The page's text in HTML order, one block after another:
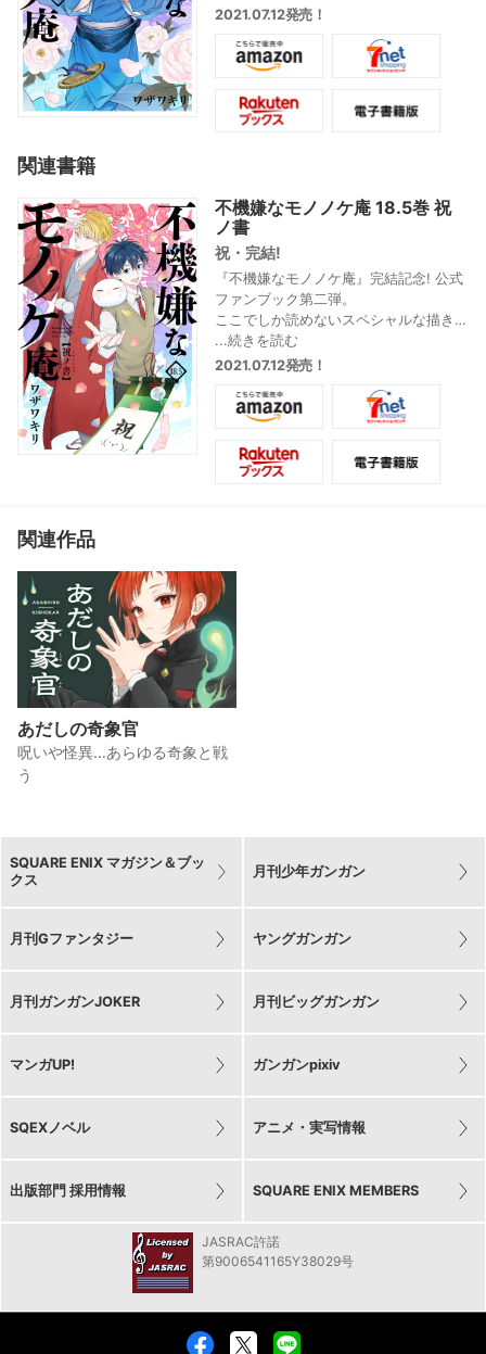
ためには、榮を引きずり出す…そう決意
するもののやり方が見えず八方塞が
り。そこで寄生樹に詳しいコウラを訪
ね、方法を探ろうとする。そして榮と
の対峙…果たしてアオイを生きて連れ戻
すことができるのか――!? そして芦屋
と安倍(あべの)に訪れる未来は…?
2021.07.12発売！
関連書籍
不機嫌なモノノケ庵 18.5巻 祝
ノ書
祝・完結!
『不機嫌なモノノケ庵』完結記念! 公式
ファンブック第二弾。
ここでしか読めないスペシャルな描き
下ろし漫画、ワザワキリ先生インタビ
ュー、コミックス未収録のイラストを
多数掲載。さらに物語完結記念キャラ
クター人気投票(2021年4月開催)の結果
発表も収録!
...続きを読む
2021.07.12発売！
関連作品
あだしの奇象官
呪いや怪異…あらゆる奇象と戦
う
SQUARE ENIX マガジン＆ブッ
クス
月刊少年ガンガン
月刊Gファンタジー ヤングガンガン
月刊ガンガンJOKER 月刊ビッグガンガン
マンガUP! ガンガンpixiv
SQEXノベル アニメ・実写情報
出版部門 採用情報 SQUARE ENIX MEMBERS
JASRAC許諾
第9006541165Y38029号